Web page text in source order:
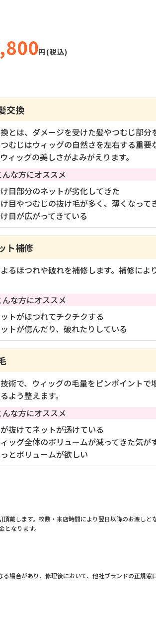
円(税込)
交換
とは、ダメージを受けた髪やつむじ部分
むじはウィッグの自然さを左右する重要
ィッグの美しさがよみがえります。
んな方にオススメ
目部分のネットが劣化してきた
目やつむじの抜け毛が多く、薄くなって
目が広がってきている
ト補修
るほつれや破れを補修します。補修によ
んな方にオススメ
トがほつれてチクチクする
トが傷んだり、破れたりしている
術で、ウィッグの毛量をピンポイントで
よう整えます。
んな方にオススメ
抜けてネットが透けている
ッグ全体のボリュームが減ってきた気が
とボリュームが欲しい
します。枚数・来店時間により翌日以降のお渡しと
なります。
場合があり、修理後において、他社ブランドの正規